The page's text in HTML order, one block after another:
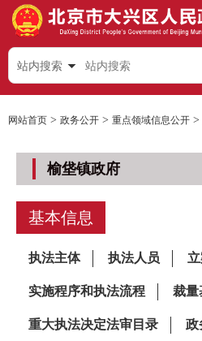
站内搜索
网站首页 > 政务公开 > 重点领域信息公开 >
榆垡镇政府
基本信息